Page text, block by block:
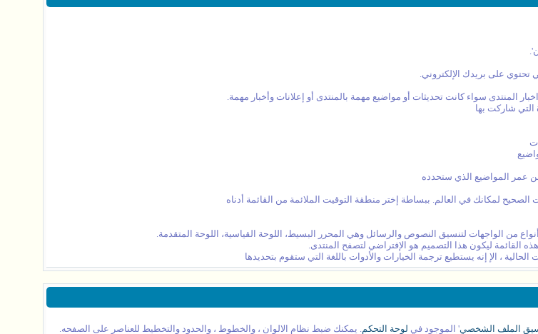
تحتوي على بريدك الإلكتروني.
المنتدى سواء كانت تحديثات أو مواضيع مهمة بالمنتدى أو إعلانات وأخبار مهمة.
شاركت بها
عمر المواضيع الذي ستحدده
لمكانك في العالم. ببساطة إختر منطقة التوقيت الملائمة من القائمة أدناه
من الواجهات لتنسيق النصوص والرسائل وهي المحرر البسيط، اللوحة القياسية، اللوحة المتقدمة.
القائمة ليكون هذا التصميم هو الإفتراضي لتصفح المنتدى.
، الإ إنه يستطيع ترجمة الخيارات والأدوات باللغة التي ستقوم بتحديدها
الملف الشخصي' الموجود في لوحة التحكم. يمكنك ضبط نظام الالوان ، والخطوط ، والحدود والتخطيط للعناصر على الصفحه.